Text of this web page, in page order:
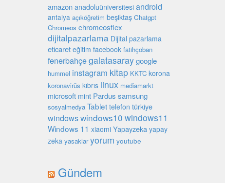
amazon anadoluüniversitesi android
antalya açıköğretim beşiktaş Chatgpt
Chromeos chromeosflex
dijitalpazarlama Dijital pazarlama
eticaret eğitim facebook fatihçoban
fenerbahçegalatasaray google
hummel instagram kitap KKTC korona
koronavirüs kıbrıs linux mediamarkt
microsoft mint Pardus samsung
sosyalmedya Tablet telefon türkiye
windowswindows10 windows11
Windows 11 xiaomi Yapayzeka yapay
zeka yasaklar yorum youtube
Gündem